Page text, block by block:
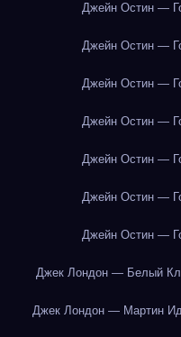
Джейн Остин —
Джейн Остин —
Джейн Остин —
Джейн Остин —
Джейн Остин —
Джейн Остин —
Джейн Остин —
Джек Лондон — Белый
Джек Лондон — Мартин